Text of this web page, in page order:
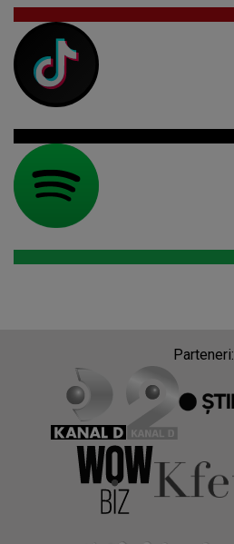
Parteneri: